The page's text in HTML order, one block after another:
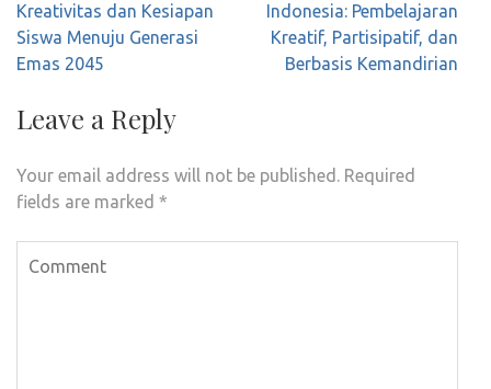
Kreativitas dan Kesiapan
Siswa Menuju Generasi
Emas 2045
Indonesia: Pembelajaran
Kreatif, Partisipatif, dan
Berbasis Kemandirian
Leave a Reply
Your email address will not be published. Required
fields are marked *